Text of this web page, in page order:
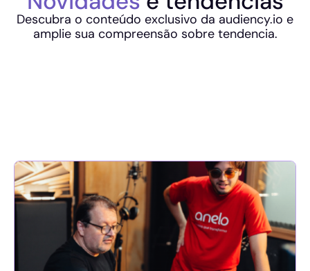
Descubra o conteúdo exclusivo da audiency.io e
amplie sua compreensão sobre tendencia.